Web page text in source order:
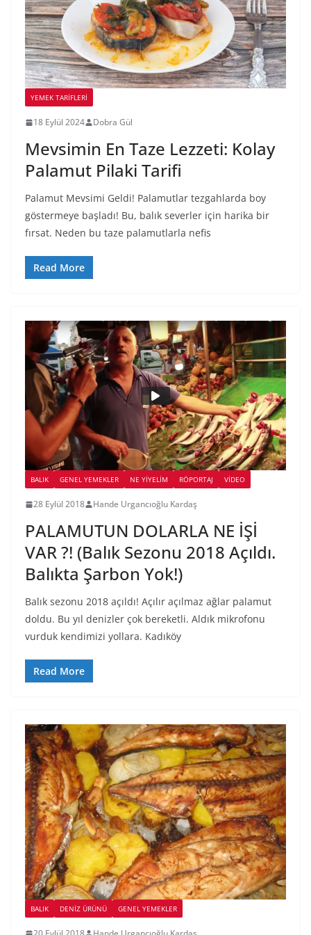
YEMEK TARİFLERİ
18 Eylül 2024 Dobra Gül
Mevsimin En Taze Lezzeti: Kolay
Palamut Pilaki Tarifi
Palamut Mevsimi Geldi! Palamutlar tezgahlarda boy
göstermeye başladı! Bu, balık severler için harika bir
fırsat. Neden bu taze palamutlarla nefis
Read More
BALIK GENEL YEMEKLER NE YİYELİM RÖPORTAJ VIDEO
28 Eylül 2018 Hande Urgancıoğlu Kardaş
PALAMUTUN DOLARLA NE İŞİ
VAR ?! (Balık Sezonu 2018 Açıldı.
Balıkta Şarbon Yok!)
Balık sezonu 2018 açıldı! Açılır açılmaz ağlar palamut
doldu. Bu yıl denizler çok bereketli. Aldık mikrofonu
vurduk kendimizi yollara. Kadıköy
Read More
BALIK DENIZ ÜRÜNÜ GENEL YEMEKLER